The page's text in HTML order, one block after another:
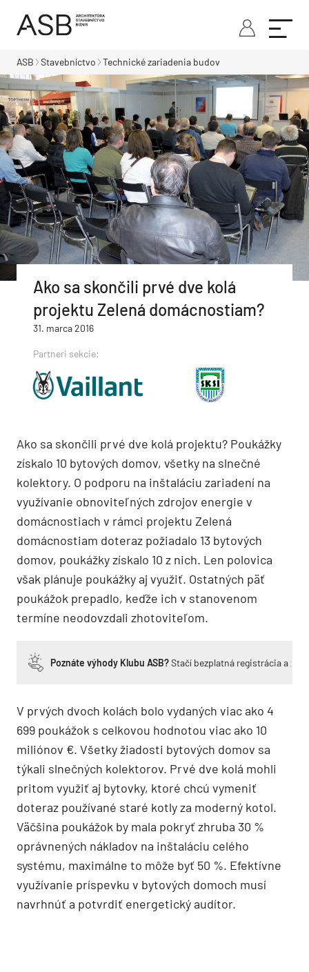
ASB Stavebníctvo Technické zariadenia budov
Ako sa skončili prvé dve kolá
projektu Zelená domácnostiam?
31. marca 2016
Partneri sekcie:
Ako sa skončili prvé dve kolá projektu? Poukážky
získalo 10 bytových domov, všetky na slnečné
kolektory. O podporu na inštaláciu zariadení na
využívanie obnoviteľných zdrojov energie v
domácnostiach v rámci projektu Zelená
domácnostiam doteraz požiadalo 13 bytových
domov, poukážky získalo 10 z nich. Len polovica
však plánuje poukážky aj využiť. Ostatných päť
poukážok prepadlo, keďže ich v stanovenom
termíne neodovzdali zhotoviteľom.
Poznáte výhody Klubu ASB?Stačí bezplatná registrácia a
V prvých dvoch kolách bolo vydaných viac ako 4
699 poukážok s celkovou hodnotou viac ako 10
miliónov €. Všetky žiadosti bytových domov sa
týkali slnečných kolektorov. Prvé dve kolá mohli
pritom využiť aj bytovky, ktoré chcú vymeniť
doteraz používané staré kotly za moderný kotol.
Väčšina poukážok by mala pokryť zhruba 30 %
oprávnených nákladov na inštaláciu celého
systému, maximálne to môže byť 50 %. Efektívne
využívanie príspevku v bytových domoch musí
navrhnúť a potvrdiť energetický audítor.